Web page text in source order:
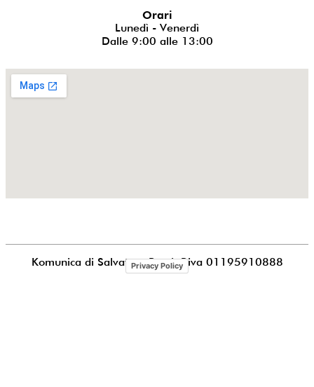
Orari
Lunedì - Venerdì
Dalle 9:00 alle 13:00
Komunica di Salvatore PucciaP.iva 01195910888
Privacy Policy